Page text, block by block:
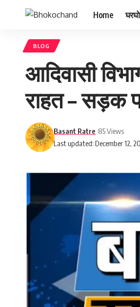
Home
BLOG
आदिवासी
राहत – सड़क
Last updated: December 12,
Basant Ratre 85 Views